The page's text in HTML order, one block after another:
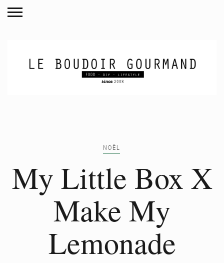
NOËL
My Little Box X
Make My
Lemonade